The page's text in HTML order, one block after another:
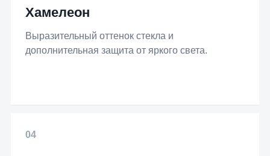
Хамелеон
Выразительный оттенок стекла и
дополнительная защита от яркого света.
04